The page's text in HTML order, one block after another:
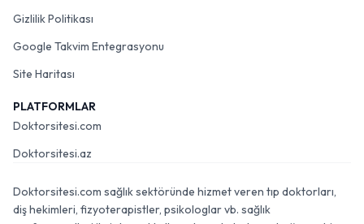
Gizlilik Politikası
Google Takvim Entegrasyonu
Site Haritası
PLATFORMLAR
Doktorsitesi.com
Doktorsitesi.az
Doktorsitesi.com sağlık sektöründe hizmet veren tıp doktorları,
diş hekimleri, fizyoterapistler, psikologlar vb. sağlık